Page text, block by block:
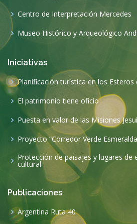
Centro de Interpretación Mercedes
Museo Histórico y Arqueológico
Iniciativas
Planificación turística en los Esteros
El patrimonio tiene oficio
Puesta en valor de las Misiones
Proyecto “Corredor Verde
Protección de paisajes y lugares de
cultural
Publicaciones
Argentina Ruta 40